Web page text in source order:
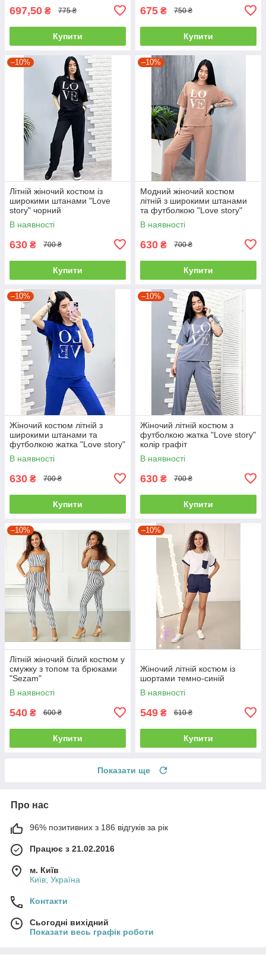
697,50 ₴ 775 ₴
Купити
675 ₴ 750 ₴
Купити
–10%
Літній жіночий костюм із
широкими штанами "Love
story" чорний
В наявності
630 ₴ 700 ₴
Купити
–10%
Модний жіночий костюм
літній з широкими штанами
та футболкою "Love story"
колір капучіно
В наявності
630 ₴ 700 ₴
Купити
–10%
Жіночий костюм літній з
широкими штанами та
футболкою жатка "Love story"
колір електрик
В наявності
630 ₴ 700 ₴
Купити
–10%
Жіночий літній костюм з
футболкою жатка "Love story"
колір графіт
В наявності
630 ₴ 700 ₴
Купити
–10%
Літній жіночий білий костюм у
смужку з топом та брюками
"Sezam"
В наявності
540 ₴ 600 ₴
Купити
–10%
Жіночий літній костюм із
шортами темно-синій
В наявності
549 ₴ 610 ₴
Купити
Показати ще
Про нас
96% позитивних з 186 відгуків за рік
Працює з 21.02.2016
м. Київ
Київ, Україна
Контакти
Сьогодні вихідний
Показати весь графік роботи